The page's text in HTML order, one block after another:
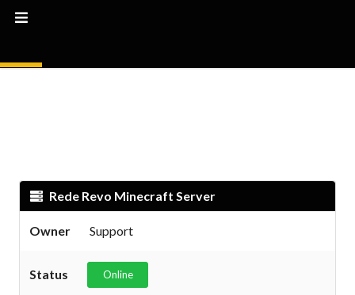
Rede Revo Minecraft Server
Owner Support
Status Online